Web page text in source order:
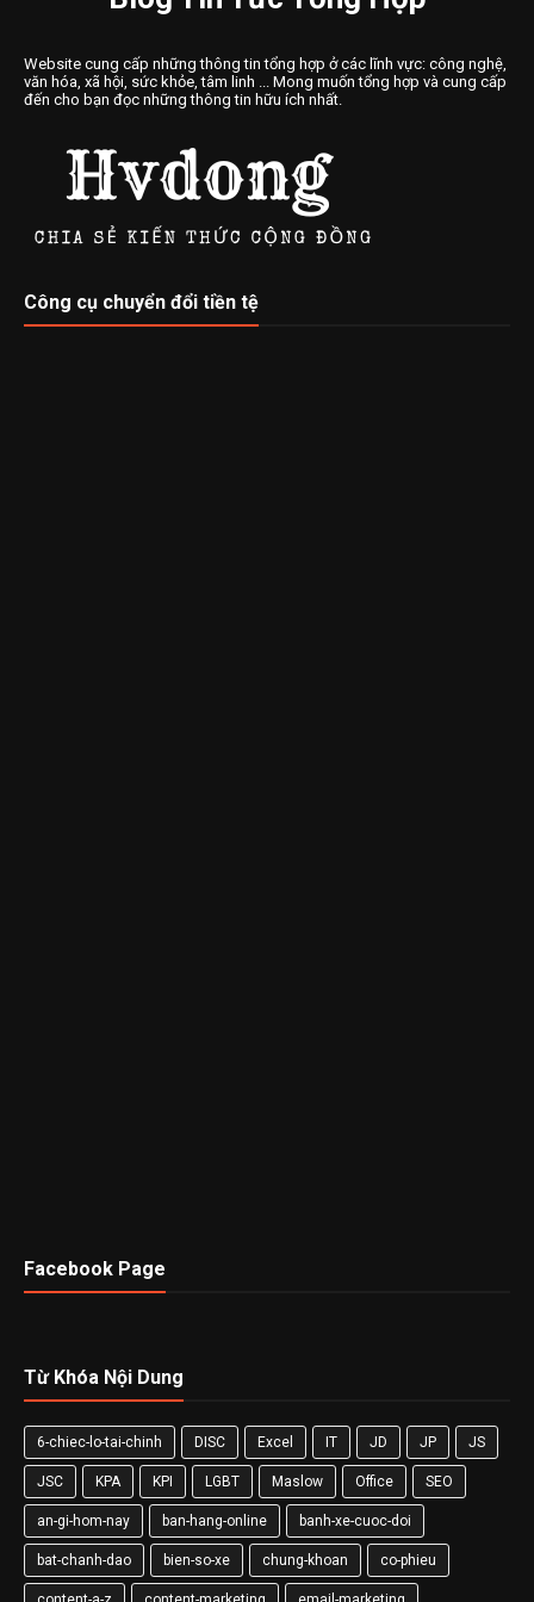
Website cung cấp những thông tin tổng hợp ở các lĩnh vực: công nghệ,
văn hóa, xã hội, sức khỏe, tâm linh ... Mong muốn tổng hợp và cung cấp
đến cho bạn đọc những thông tin hữu ích nhất.
Công cụ chuyển đổi tiền tệ
Facebook Page
Từ Khóa Nội Dung
6-chiec-lo-tai-chinh DISC Excel IT JD JP JS
JSC KPA KPI LGBT Maslow Office SEO
an-gi-hom-nay ban-hang-online banh-xe-cuoc-doi
bat-chanh-dao bien-so-xe chung-khoan co-phieu